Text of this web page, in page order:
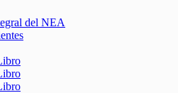
del NEA